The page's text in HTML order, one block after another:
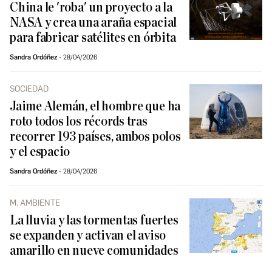
China le 'roba' un proyecto a la
NASA y crea una araña espacial
para fabricar satélites en órbita
Sandra Ordóñez 28/04/2026
SOCIEDAD
Jaime Alemán, el hombre que ha
roto todos los récords tras
recorrer 193 países, ambos polos
y el espacio
Sandra Ordóñez 28/04/2026
M. AMBIENTE
La lluvia y las tormentas fuertes
se expanden y activan el aviso
amarillo en nueve comunidades